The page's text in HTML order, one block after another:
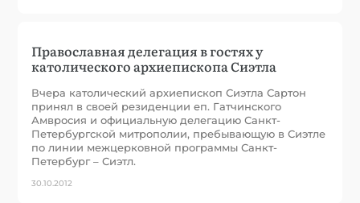
Православная делегация в гостях у
католического архиепископа Сиэтла
Вчера католический архиепископ Сиэтла Сартон
принял в своей резиденции еп. Гатчинского
Амвросия и официальную делегацию Санкт-
Петербургской митрополии, пребывающую в Сиэтле
по линии межцерковной программы Санкт-
Петербург – Сиэтл.
30.10.2012